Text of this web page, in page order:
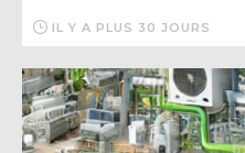
IL Y A PLUS 30 JOURS